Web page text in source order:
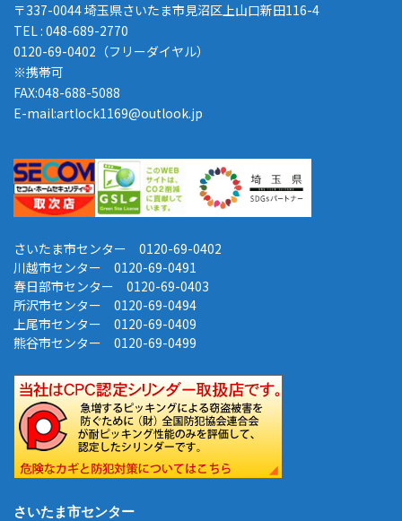
〒337-0044 埼玉県さいたま市見沼区上山口新田116-4
TEL : 048-689-2770
0120-69-0402（フリーダイヤル）
※携帯可
FAX:048-688-5088
E-mail:artlock1169@outlook.jp
さいたま市センター 0120-69-0402
川越市センター 0120-69-0491
春日部市センター 0120-69-0403
所沢市センター 0120-69-0494
上尾市センター 0120-69-0409
熊谷市センター 0120-69-0499
さいたま市センター